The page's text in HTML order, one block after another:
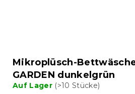
Mikroplüsch-Bettwäsche
GARDEN dunkelgrün
Auf Lager (>10 Stücke)